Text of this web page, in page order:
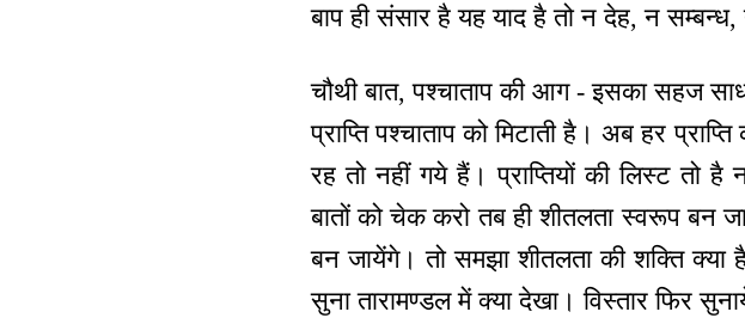
बाप ही संसार है यह याद है तो न देह, न सम्बन्ध,
चौथी बात, पश्चाताप की आग - इसका सहज
प्राप्ति पश्चाताप को मिटाती है। अब हर
रह तो नहीं गये हैं। प्राप्तियों की लिस्ट तो है
बातों को चेक करो तब ही शीतलता स्वरूप बन
बन जायेंगे। तो समझा शीतलता की शक्ति
सुना तारामण्डल में क्या देखा। विस्तार फिर